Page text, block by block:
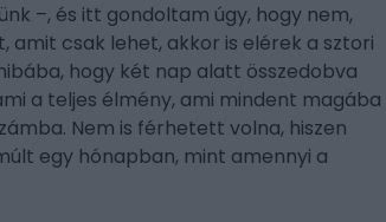
–, és itt gondoltam úgy, hogy nem,
amit csak lehet, akkor is elérek a sztori
hogy két nap alatt összedobva
a teljes élmény, ami mindent magába
Nem is férhetett volna, hiszen
egy hónapban, mint amennyi a